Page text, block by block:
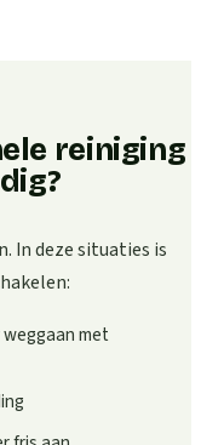
reiniging
In deze situaties is
met